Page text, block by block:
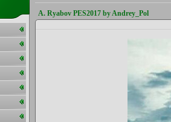
A. Ryabov PES2017 by Andrey_Pol